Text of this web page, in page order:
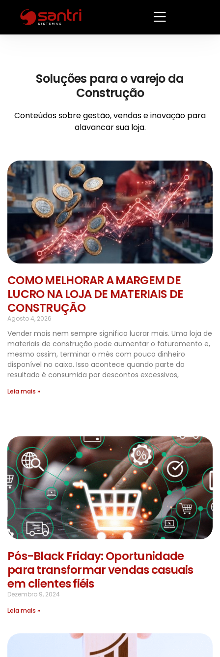
Soluções para ovarejoda
Construção
Conteúdos sobre gestão, vendas e inovação para
alavancar sua loja.
COMO MELHORAR A MARGEM DE
LUCRO NA LOJA DE MATERIAIS DE
CONSTRUÇÃO
Agosto 4, 2026
Vender mais nem sempre significa lucrar mais. Uma loja de
materiais de construção pode aumentar o faturamento e,
mesmo assim, terminar o mês com pouco dinheiro
disponível no caixa. Isso acontece quando parte do
resultado é consumida por descontos excessivos,
Leia mais »
Pós-Black Friday: Oportunidade
para transformar vendas casuais
em clientes fiéis
Dezembro 9, 2024
Leia mais »